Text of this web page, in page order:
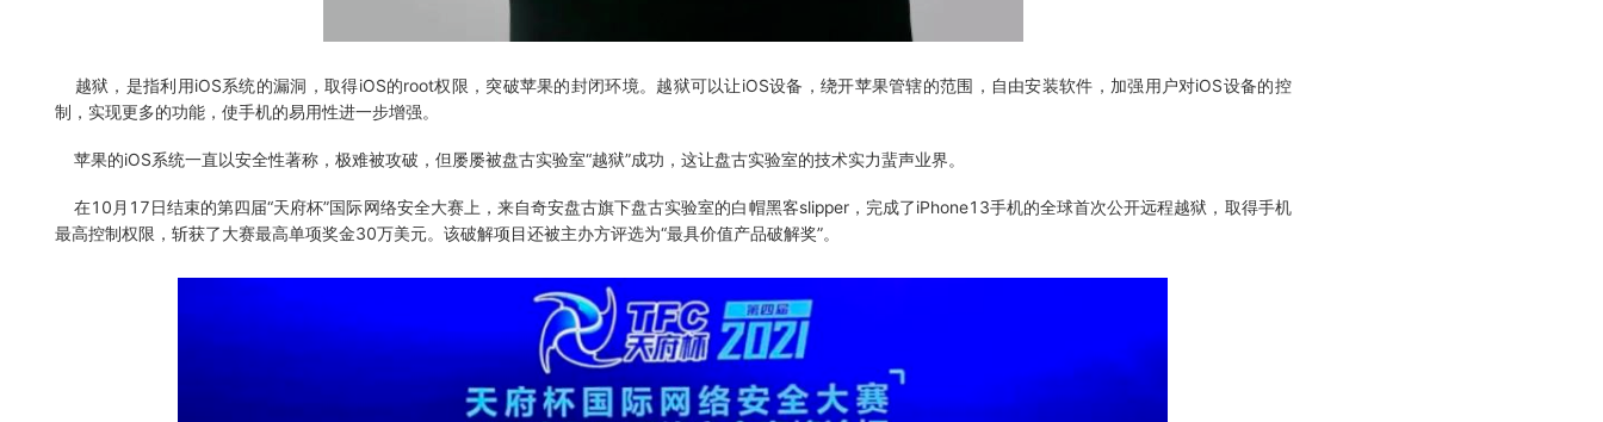
越狱，是指利用iOS系统的漏洞，取得iOS的root权限，突破苹果的封闭环境。越狱可以让iOS设备，绕开苹果管辖的范围，自由安装软件，加强用户对iOS设备的控
制，实现更多的功能，使手机的易用性进一步增强。
苹果的iOS系统一直以安全性著称，极难被攻破，但屡屡被盘古实验室“越狱”成功，这让盘古实验室的技术实力蜚声业界。
在10月17日结束的第四届“天府杯”国际网络安全大赛上，来自奇安盘古旗下盘古实验室的白帽黑客slipper，完成了iPhone13手机的全球首次公开远程越狱，取得手机
最高控制权限，斩获了大赛最高单项奖金30万美元。该破解项目还被主办方评选为“最具价值产品破解奖”。